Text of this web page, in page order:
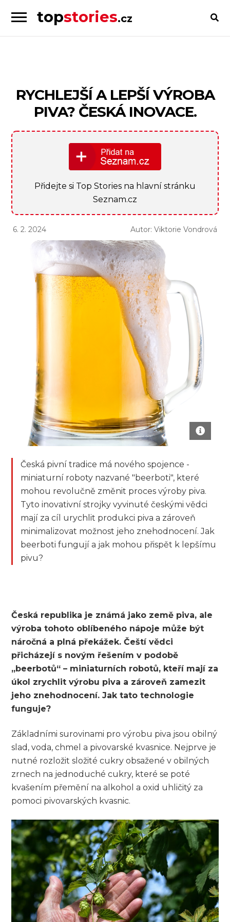
Skip
to
Skip
to
topstories.cz
lidi
RYCHLEJŠÍ A LEPŠÍ VÝROBA
PIVA? ČESKÁ INOVACE.
Přidejte si Top Stories na hlavní stránku
Seznam.cz
6. 2. 2024 Autor: Viktorie Vondrová
Česká pivní tradice má nového spojence -
miniaturní roboty nazvané "beerboti", které
mohou revolučně změnit proces výroby piva.
Tyto inovativní strojky vyvinuté českými vědci
mají za cíl urychlit produkci piva a zároveň
minimalizovat možnost jeho znehodnocení. Jak
beerboti fungují a jak mohou přispět k lepšímu
pivu?
Česká republika je známá jako země piva, ale
výroba tohoto oblíbeného nápoje může být
náročná a plná překážek. Čeští vědci
přicházejí s novým řešením v podobě
„beerbotů“ – miniaturních robotů, kteří mají za
úkol zrychlit výrobu piva a zároveň zamezit
jeho znehodnocení. Jak tato technologie
funguje?
Základními surovinami pro výrobu piva jsou obilný
slad, voda, chmel a pivovarské kvasnice. Nejprve je
nutné rozložit složité cukry obsažené v obilných
zrnech na jednoduché cukry, které se poté
kvašením přemění na alkohol a oxid uhličitý za
pomoci pivovarských kvasnic.